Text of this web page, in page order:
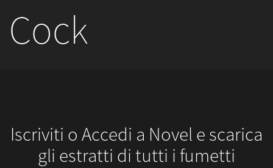
Cock
Iscriviti o Accedi a Novel e scarica
gli estratti di tutti i fumetti